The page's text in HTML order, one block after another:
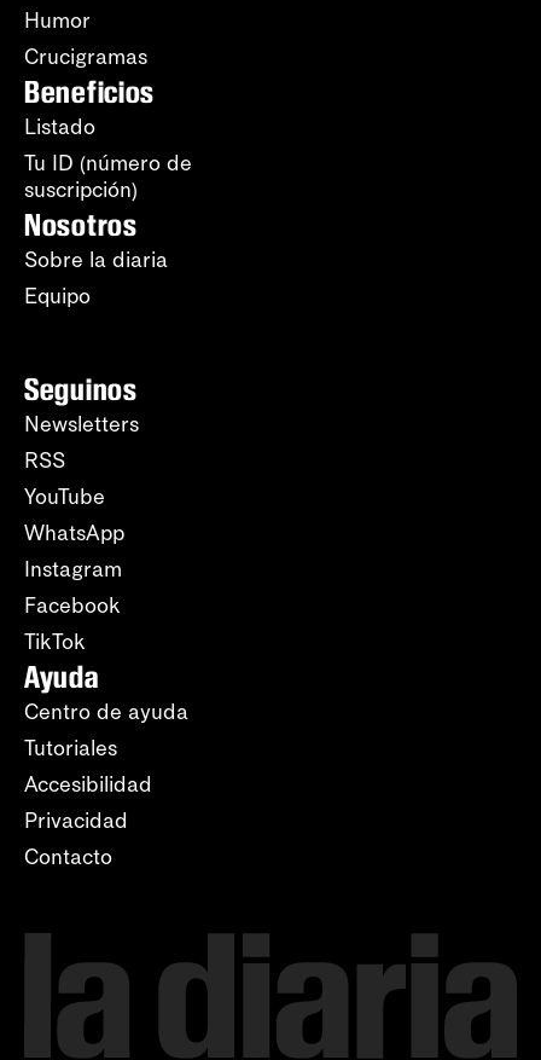
Humor
Crucigramas
Beneficios
Listado
Tu ID (número de
suscripción)
Nosotros
Sobre la diaria
Equipo
Seguinos
Newsletters
RSS
YouTube
WhatsApp
Instagram
Facebook
TikTok
Ayuda
Centro de ayuda
Tutoriales
Accesibilidad
Privacidad
Contacto